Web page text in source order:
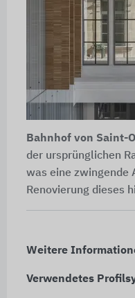
Bahnhof von Saint-
der ursprünglichen
was eine zwingende
Renovierung dieses
Weitere
Verwendetes